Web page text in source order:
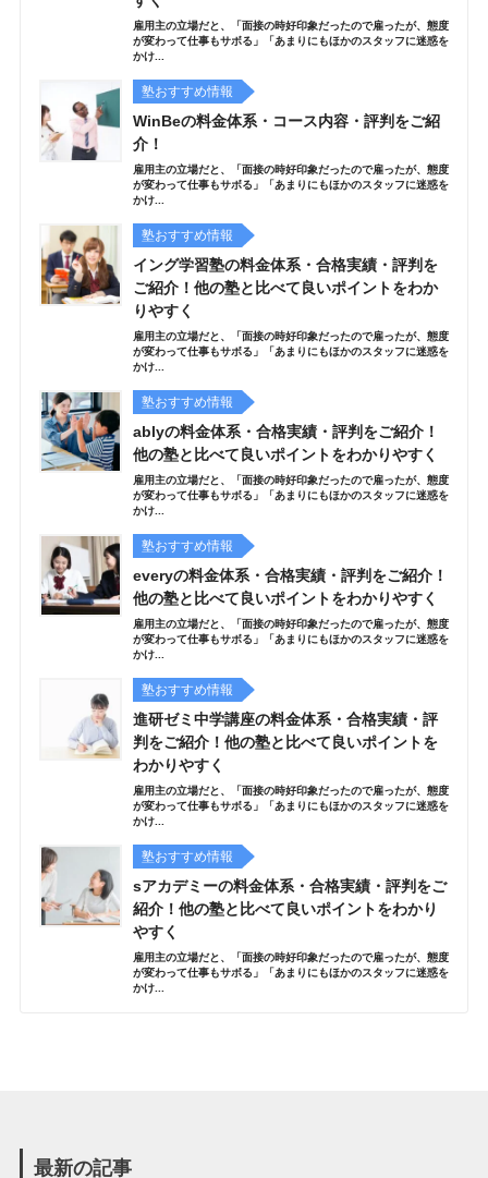
雇用主の立場だと、「面接の時好印象だったので雇ったが、態度
が変わって仕事もサボる」「あまりにもほかのスタッフに迷惑を
かけ...
塾おすすめ情報
WinBeの料金体系・コース内容・評判をご紹
介！
雇用主の立場だと、「面接の時好印象だったので雇ったが、態度
が変わって仕事もサボる」「あまりにもほかのスタッフに迷惑を
かけ...
塾おすすめ情報
イング学習塾の料金体系・合格実績・評判を
ご紹介！他の塾と比べて良いポイントをわか
りやすく
雇用主の立場だと、「面接の時好印象だったので雇ったが、態度
が変わって仕事もサボる」「あまりにもほかのスタッフに迷惑を
かけ...
塾おすすめ情報
ablyの料金体系・合格実績・評判をご紹介！
他の塾と比べて良いポイントをわかりやすく
雇用主の立場だと、「面接の時好印象だったので雇ったが、態度
が変わって仕事もサボる」「あまりにもほかのスタッフに迷惑を
かけ...
塾おすすめ情報
everyの料金体系・合格実績・評判をご紹介！
他の塾と比べて良いポイントをわかりやすく
雇用主の立場だと、「面接の時好印象だったので雇ったが、態度
が変わって仕事もサボる」「あまりにもほかのスタッフに迷惑を
かけ...
塾おすすめ情報
進研ゼミ中学講座の料金体系・合格実績・評
判をご紹介！他の塾と比べて良いポイントを
わかりやすく
雇用主の立場だと、「面接の時好印象だったので雇ったが、態度
が変わって仕事もサボる」「あまりにもほかのスタッフに迷惑を
かけ...
塾おすすめ情報
sアカデミーの料金体系・合格実績・評判をご
紹介！他の塾と比べて良いポイントをわかり
やすく
雇用主の立場だと、「面接の時好印象だったので雇ったが、態度
が変わって仕事もサボる」「あまりにもほかのスタッフに迷惑を
かけ...
最新の記事